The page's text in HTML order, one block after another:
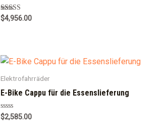
Rated
5.00
$4,956.00
Elektrofahrräder
E-Bike Cappu für die Essenslieferung
R
a
$2,585.00